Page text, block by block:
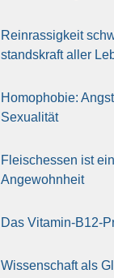
Rein­ras­sig­keit
stands­kraft aller
Homo­pho­bie:
Sexua­li­tät
Fleisch­essen ist
An‍ge‍wohn‍heit
Das Vit­amin-B12-
Wis­sen­schaft als